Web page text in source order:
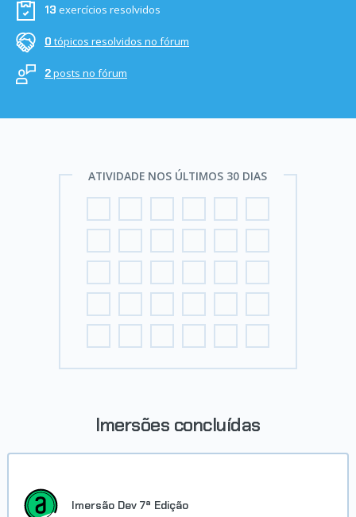
13 exercícios resolvidos
0 tópicos resolvidos no fórum
2posts no fórum
ATIVIDADE NOS ÚLTIMOS 30 DIAS
Imersões concluídas
Imersão Dev 7ª Edição